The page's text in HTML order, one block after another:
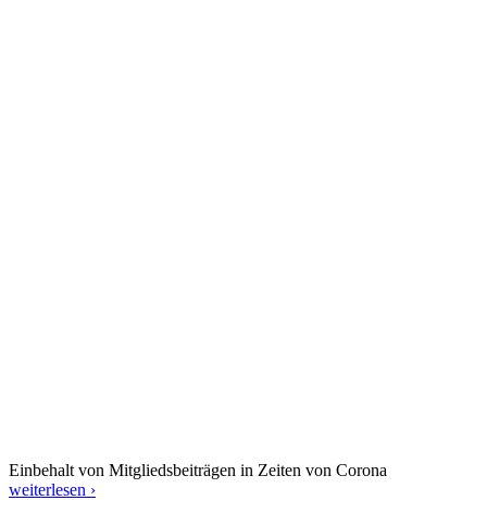
Einbehalt von Mitgliedsbeiträgen in Zeiten von Corona
weiterlesen ›